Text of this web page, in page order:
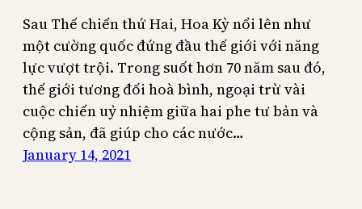
Sau Thế chiến thứ Hai, Hoa Kỳ nổi lên như
một cường quốc đứng đầu thế giới với năng
lực vượt trội. Trong suốt hơn 70 năm sau đó,
thế giới tương đối hoà bình, ngoại trừ vài
cuộc chiến uỷ nhiệm giữa hai phe tư bản và
cộng sản, đã giúp cho các nước…
January 14, 2021